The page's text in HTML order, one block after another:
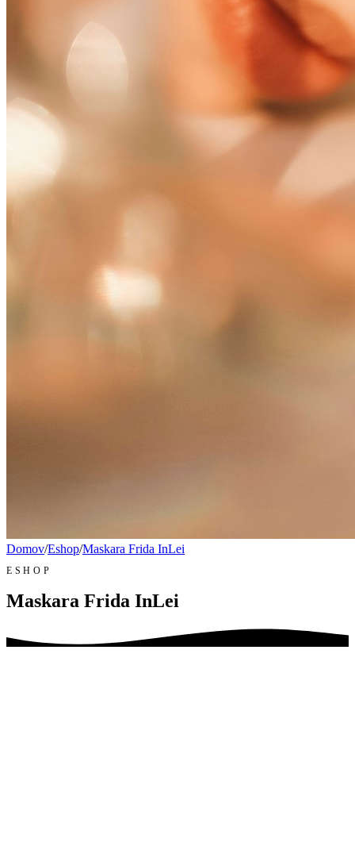
Domov/Eshop/Maskara Frida InLei
ESHOP
Maskara Frida InLei